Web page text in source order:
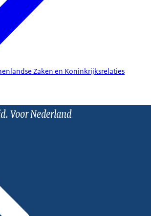
Zaken en Koninkrijksrelaties
Voor Nederland